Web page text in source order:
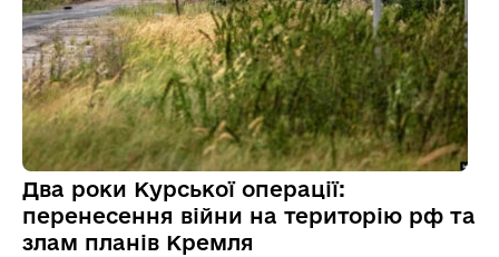
Два роки Курської операції:
перенесення війни на територію рф та
злам планів Кремля